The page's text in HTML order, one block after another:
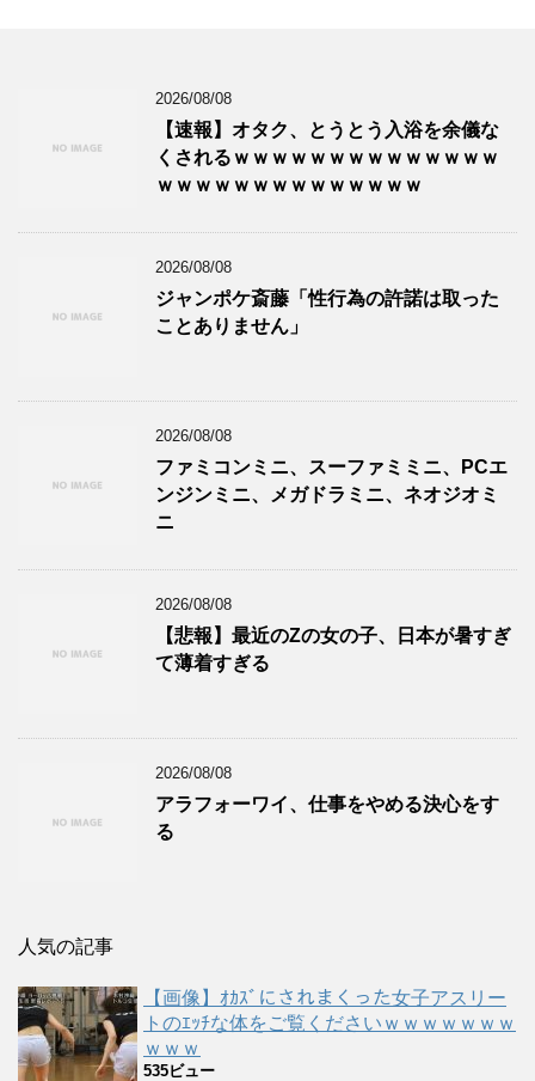
2026/08/08
【速報】オタク、とうとう入浴を余儀な
くされるｗｗｗｗｗｗｗｗｗｗｗｗｗｗ
ｗｗｗｗｗｗｗｗｗｗｗｗｗｗ
2026/08/08
ジャンポケ斎藤「性行為の許諾は取った
ことありません」
2026/08/08
ファミコンミニ、スーファミミニ、PCエ
ンジンミニ、メガドラミニ、ネオジオミ
ニ
2026/08/08
【悲報】最近のZの女の子、日本が暑すぎ
て薄着すぎる
2026/08/08
アラフォーワイ、仕事をやめる決心をす
る
人気の記事
【画像】ｵｶｽﾞにされまくった女子アスリー
トのｴｯﾁな体をご覧くださいｗｗｗｗｗｗｗ
ｗｗｗ
535ビュー